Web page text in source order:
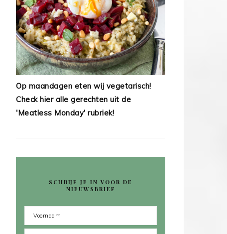
Op maandagen eten wij vegetarisch!
Check hier alle gerechten uit de
'Meatless Monday' rubriek!
SCHRIJF JE IN VOOR DE
NIEUWSBRIEF